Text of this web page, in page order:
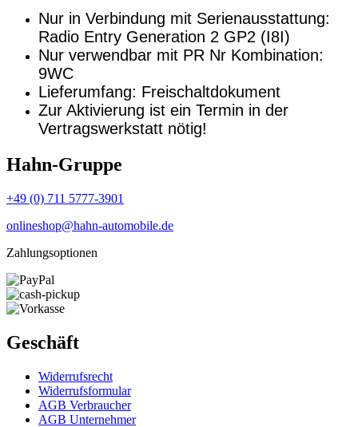
Nur in Verbindung mit Serienausstattung:
Radio Entry Generation 2 GP2 (I8I)
Nur verwendbar mit PR Nr Kombination:
9WC
Lieferumfang: Freischaltdokument
Zur Aktivierung ist ein Termin in der
Vertragswerkstatt nötig!
Hahn-Gruppe
+49 (0) 711 5777-3901
onlineshop@hahn-automobile.de
Zahlungsoptionen
Geschäft
Widerrufs­recht
Widerrufs­formular
AGB Verbraucher
AGB Unternehmer